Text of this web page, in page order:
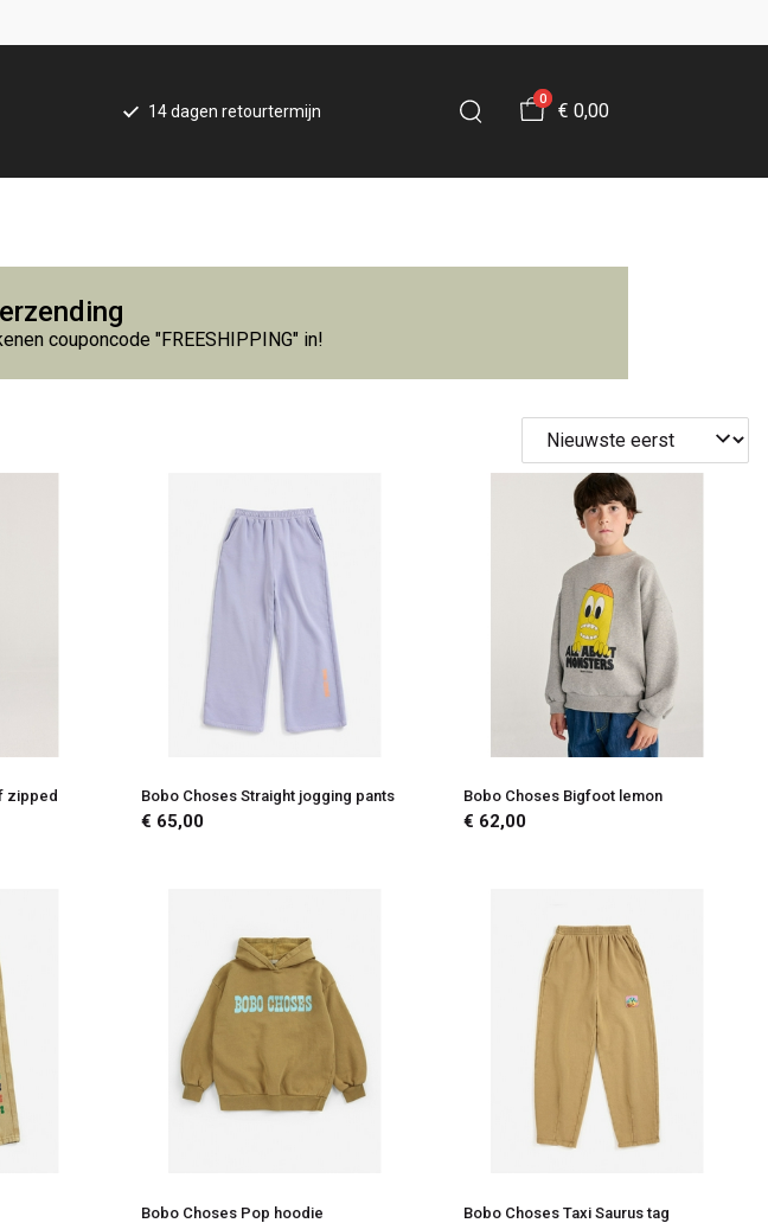
14 dagen retourtermijn
0
€ 0,00
couponcode "FREESHIPPING" in!
zipped Bobo Choses Straight jogging pants
€ 65,00
Bobo Choses Bigfoot lemon
€ 62,00
Bobo Choses Pop hoodie Bobo Choses Taxi Saurus tag